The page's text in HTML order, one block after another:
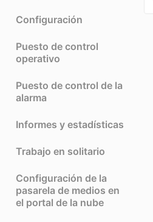
Configuración
Puesto de control
operativo
Puesto de control de la
alarma
Informes y estadísticas
Trabajo en solitario
Configuración de la
pasarela de medios en
el portal de la nube